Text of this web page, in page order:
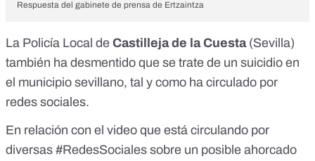
Respuesta del gabinete de prensa de Ertzaintza
La Policía Local de Castilleja de la Cuesta(Sevilla)
también ha desmentido que se trate de un suicidio en
el municipio sevillano, tal y como ha circulado por
redes sociales.
En relación con el video que está circulando por
diversas #RedesSociales sobre un posible ahorcado